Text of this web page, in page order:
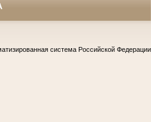
система Российской